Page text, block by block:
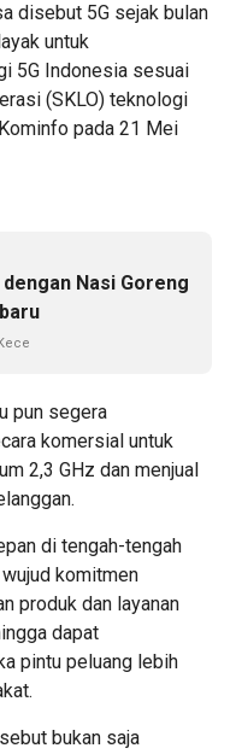
disebut 5G sejak bulan
untuk
5G Indonesia sesuai
(SKLO) teknologi
pada 21 Mei
Nasi Goreng
pun segera
komersial untuk
2,3 GHz dan menjual
di tengah-tengah
komitmen
produk dan layanan
dapat
pintu peluang lebih
bukan saja